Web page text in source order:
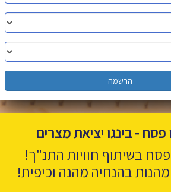
הרשמה
- בינגו יציאת מצרים
בשיתוף חוויות התנ"ך!
בהנחיה מהנה וכיפית!